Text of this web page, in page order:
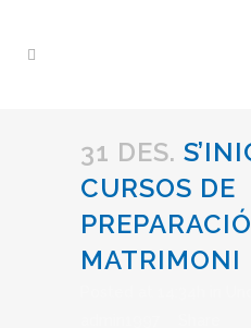
31 DES.
CURSOS DE
MATRIMONI